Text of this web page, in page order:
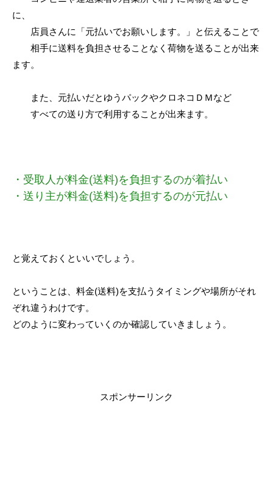
に、
店員さんに「元払いでお願いします。」と伝えることで
相手に送料を負担させることなく荷物を送ることが出来
ます。
また、元払いだとゆうパックやクロネコＤＭなど
すべての送り方で利用することが出来ます。
・受取人が料金(送料)を負担するのが着払い
・送り主が料金(送料)を負担するのが元払い
と覚えておくといいでしょう。
ということは、料金(送料)を支払うタイミングや場所がそれ
ぞれ違うわけです。
どのように変わっていくのか確認していきましょう。
スポンサーリンク